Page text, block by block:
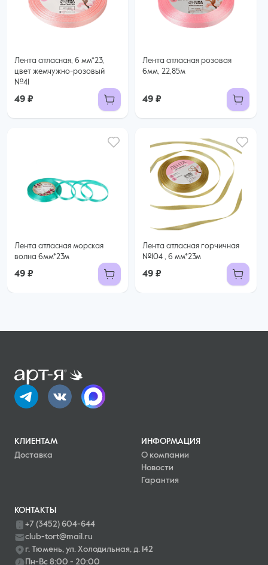
Лента атласная, 6 мм*23,
цвет жемчужно-розовый
№41
49 ₽
Лента атласная розовая
6мм, 22,85м
49 ₽
Лента атласная морская
волна 6мм*23м
49 ₽
Лента атласная горчичная
№104 , 6 мм*23м
49 ₽
КЛИЕНТАМ
Доставка
ИНФОРМАЦИЯ
О компании
Новости
Гарантия
КОНТАКТЫ
+7 (3452) 604-644
club-tort@mail.ru
г. Тюмень, ул. Холодильная, д. 142
Пн-Вс 8:00 - 20:00